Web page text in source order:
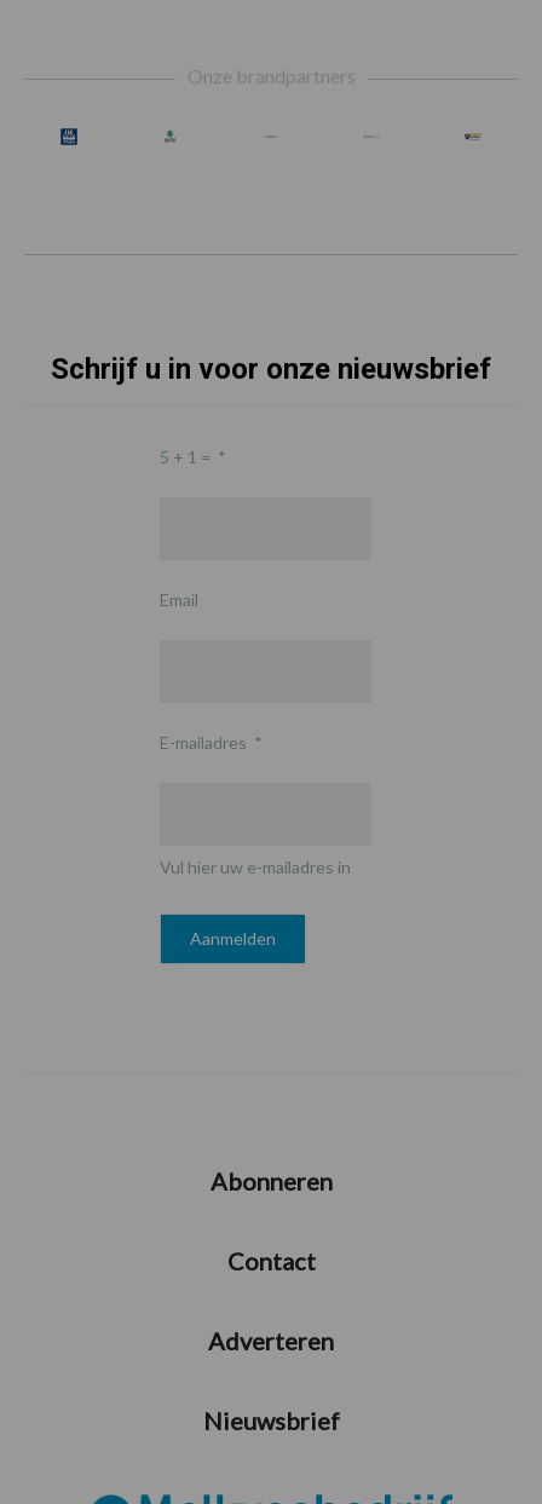
Onze brandpartners
Schrijf u in voor onze nieuwsbrief
5 + 1 = *
Email
E-mailadres *
Vul hier uw e-mailadres in
Abonneren
Contact
Adverteren
Nieuwsbrief